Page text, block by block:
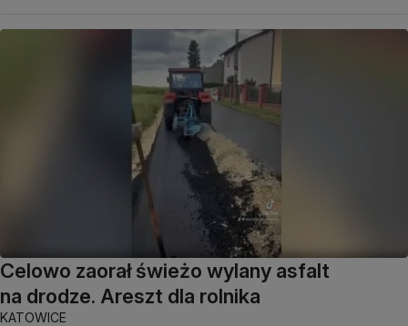
Celowo zaorał świeżo wylany asfalt
na drodze. Areszt dla rolnika
KATOWICE